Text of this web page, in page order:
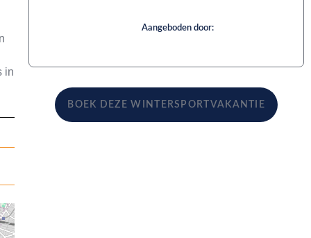
in
Aangeboden door:
BOEK DEZE WINTERSPORTVAKANTIE